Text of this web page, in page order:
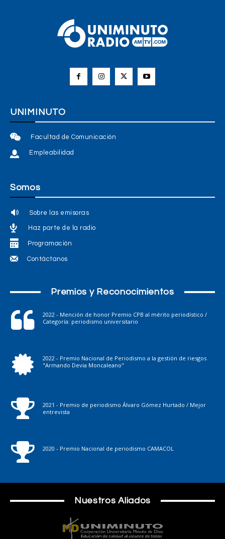
UNIMINUTO
Facultad de Comunicación
Empleabilidad
Somos
Sobre las emisoras
Haz parte de la radio
Programación
Contáctanos
Premios y Reconocimientos
2022 - Mención de honor Premio CPB al mérito periodístico /
Categoría: periodismo universitario
2022 - Premio Nacional de Periodismo a la gestión de riesgos
"Armando Devia Moncaleano"
2021 - Premio de periodismo Álvaro Gómez Hurtado / Mejor
entrevista
2020 - Premio Nacional de periodismo CAMACOL
Nuestros Aliados